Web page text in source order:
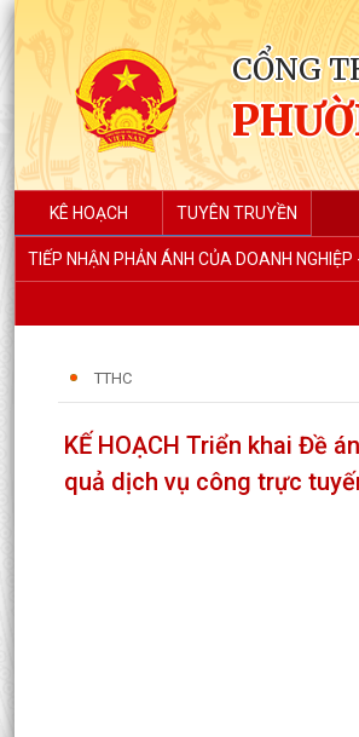
CỔNG
KÊ HOẠCH TUYÊN TRUYỀN
TIẾP NHẬN PHẢN ÁNH CỦA DOANH NGHIỆP
TTHC
KẾ HOẠCH Triển khai Đề
quả dịch vụ công trực